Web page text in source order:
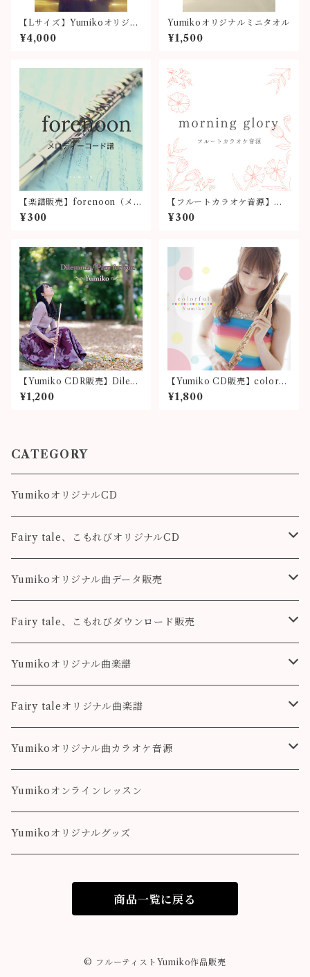
【Lサイズ】Yumikoオリジナ
ルTシャツ
¥4,000
Yumikoオリジナルミニタオル
¥1,500
【楽譜販売】forenoon（メロ
ディーコード譜）
¥300
【フルートカラオケ音源】
「morning glory」
¥300
【Yumiko CDR販売】Dilem
ma / Pray for you
¥1,200
【Yumiko CD販売】colorfu
l¥1,800
CATEGORY
YumikoオリジナルCD
Fairy tale、こもれびオリジナルCD
Fairy tale
こもれび
Yumikoオリジナル曲データ販売
Pleasure
Destiny
Destiny
colorful
Fairy tale、こもれびダウンロード販売
Fairy tale
こもれび
Yumikoオリジナル曲楽譜
Pleasure
Destiny
colorful
Fairy taleオリジナル曲楽譜
Landscape
Fairy Song
Yumikoオリジナル曲カラオケ音源
Pleasure
Destiny
Yumikoオンラインレッスン
Yumikoオリジナルグッズ
商品一覧に戻る
© フルーティストYumiko作品販売